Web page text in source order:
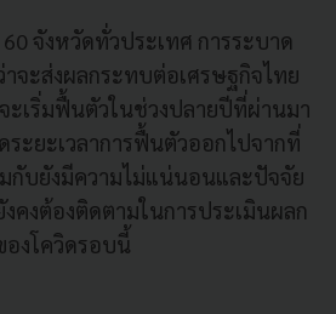
จังหวัดทั่วประเทศ การระบาด
จะส่งผลกระทบต่อเศรษฐกิจไทย
ะเริ่มฟื้นตัวในช่วงปลายปีที่ผ่านมา
ะยะเวลาการฟื้นตัวออกไปจากที่
กับยังมีความไม่แน่นอนและปัจจัย
คงต้องติดตามในการประเมินผลก
องโควิดรอบนี้